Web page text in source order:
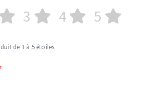
3 4 5
de 1 à 5 étoiles.